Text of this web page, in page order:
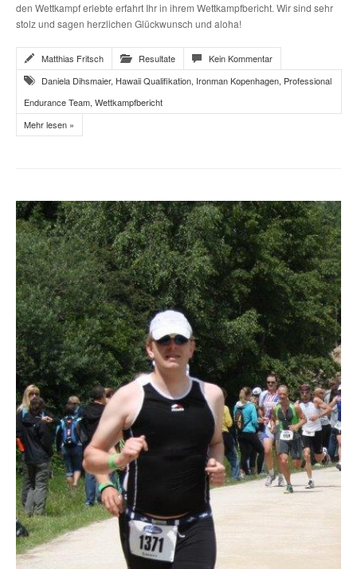
den Wettkampf erlebte erfahrt Ihr in ihrem Wettkampfbericht. Wir sind sehr
stolz und sagen herzlichen Glückwunsch und aloha!
Matthias Fritsch Resultate
Kein Kommentar
Daniela Dihsmaier, Hawaii Qualifikation, Ironman Kopenhagen, Professional
Endurance Team, Wettkampfbericht
Mehr lesen »